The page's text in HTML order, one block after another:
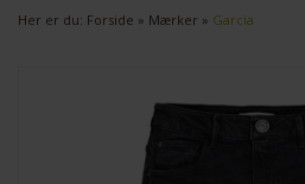
Her er du: Forside » Mærker » Garcia